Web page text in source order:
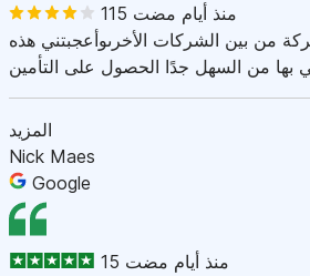
115 منذ أيام مضت
من بين الشركات الأخرىوأعجبتني هذه
المزيد
Nick Maes
Google
15 منذ أيام مضت